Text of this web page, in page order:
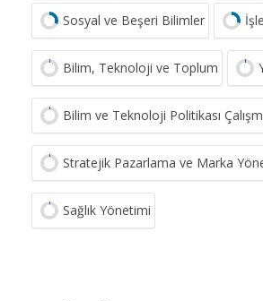
Sosyal ve Beşeri Bilimler
Bilim, Teknoloji ve Toplum
Bilim ve Teknoloji Politikası
Stratejik Pazarlama ve Marka
Sağlık Yönetimi